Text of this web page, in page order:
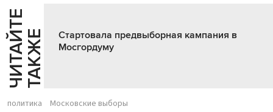
Ч
И
Т
АЙ
Т
Е
Т
А
К
ЖЕ
Стартовала предвыборная кампания в
Мосгордуму
политика Московские выборы